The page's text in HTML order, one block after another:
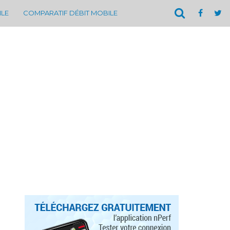
COMPARATIF DÉBIT MOBILE